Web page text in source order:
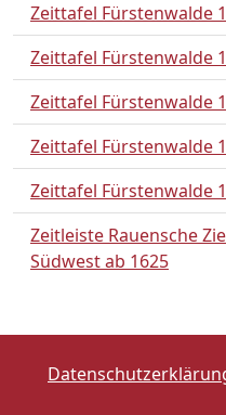
Zeittafel Fürstenwalde
Zeittafel Fürstenwalde
Zeittafel Fürstenwalde
Zeittafel Fürstenwalde
Zeittafel Fürstenwalde
Zeitleiste Rauensche
Südwest ab 1625